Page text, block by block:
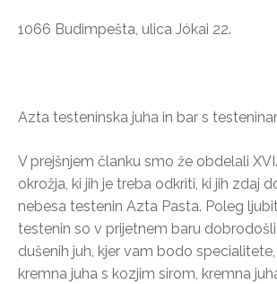
1066 Budimpešta, ulica Jókai 22.
Azta testeninska juha in bar s
V prejšnjem članku smo že obdelali
okrožja, ki jih je treba odkriti, ki jih zdaj
nebesa testenin Azta Pasta. Poleg
testenin so v prijetnem baru
dušenih juh, kjer vam bodo
kremna juha s kozjim sirom, kremna